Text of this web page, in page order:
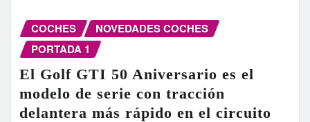
COCHES
NOVEDADES COCHES
PORTADA 1
El Golf GTI 50 Aniversario es el
modelo de serie con tracción
delantera más rápido en el circuito